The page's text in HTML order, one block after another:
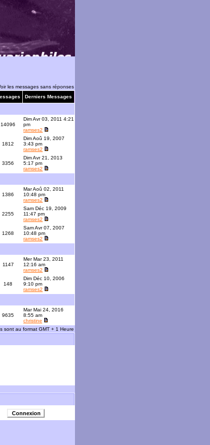
les messages sans réponses
Derniers Messages
14096
Dim Avr 03, 2011 4:21
pm
ramses2
1812
Dim Aoû 19, 2007
3:43 pm
ramses2
3356
Dim Avr 21, 2013
5:17 pm
ramses2
1386
Mar Aoû 02, 2011
10:48 pm
ramses2
2255
Sam Déc 19, 2009
11:47 pm
ramses2
1268
Sam Avr 07, 2007
10:48 pm
ramses2
1147
Mer Mar 23, 2011
12:16 am
ramses2
148
Dim Déc 10, 2006
9:10 pm
ramses2
9635
Mar Mai 24, 2016
8:55 am
christine
sont au format GMT + 1 Heure